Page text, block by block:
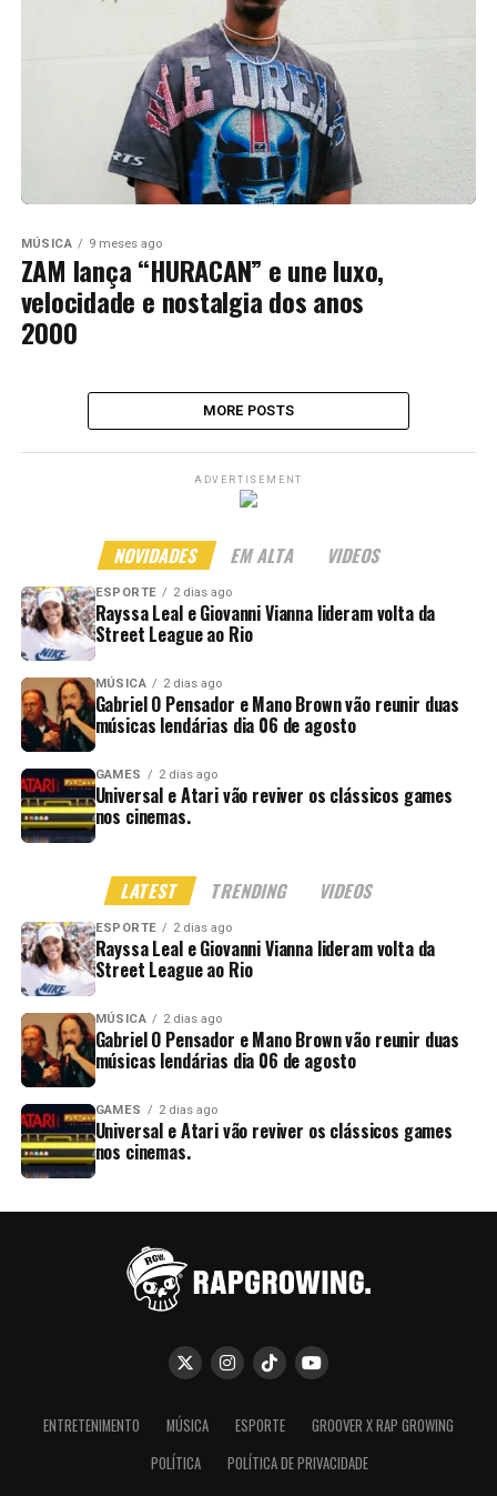
MÚSICA 9 meses ago
ZAM lança “HURACAN” e une luxo,
velocidade e nostalgia dos anos
2000
MORE POSTS
ADVERTISEMENT
NOVIDADES EM ALTA VIDEOS
ESPORTE 2 dias ago
Rayssa Leal e Giovanni Vianna lideram volta da
Street League ao Rio
MÚSICA 2 dias ago
Gabriel O Pensador e Mano Brown vão reunir duas
músicas lendárias dia 06 de agosto
GAMES 2 dias ago
Universal e Atari vão reviver os clássicos games
nos cinemas.
LATEST TRENDING VIDEOS
ESPORTE 2 dias ago
Rayssa Leal e Giovanni Vianna lideram volta da
Street League ao Rio
MÚSICA 2 dias ago
Gabriel O Pensador e Mano Brown vão reunir duas
músicas lendárias dia 06 de agosto
GAMES 2 dias ago
Universal e Atari vão reviver os clássicos games
nos cinemas.
ENTRETENIMENTO MÚSICA ESPORTE
GROOVER X RAP GROWING
POLÍTICA
POLÍTICA DE PRIVACIDADE